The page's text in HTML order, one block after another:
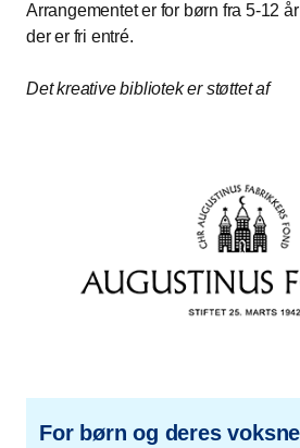
Arrangementet er for børn fra 5-12
der er fri entré.
Det kreative bibliotek er støttet af
For børn og deres voksne